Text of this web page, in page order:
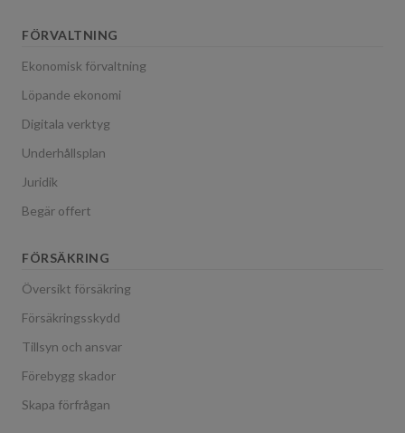
FÖRVALTNING
Ekonomisk förvaltning
Löpande ekonomi
Digitala verktyg
Underhållsplan
Juridik
Begär offert
FÖRSÄKRING
Översikt försäkring
Försäkringsskydd
Tillsyn och ansvar
Förebygg skador
Skapa förfrågan